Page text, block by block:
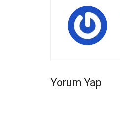
Yorum Yap